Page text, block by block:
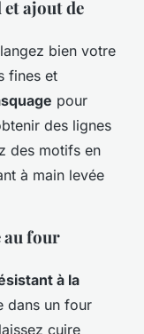
et ajout de
bien votre
fines et
pour
des lignes
des motifs en
à main levée
au four
à la
dans un four
cuire